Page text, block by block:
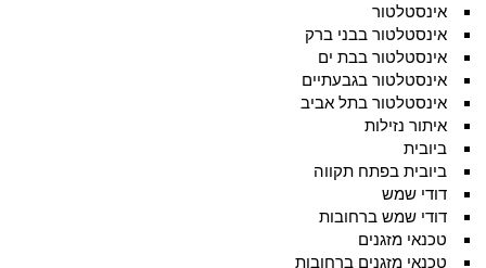
אינסטלטור
אינסטלטור בבני ברק
אינסטלטור בבת ים
אינסטלטור בגבעתיים
אינסטלטור בתל אביב
איתור נזילות
ביובית
ביובית בפתח תקווה
דודי שמש
דודי שמש ברחובות
טכנאי מזגנים
טכנאי מזגנים ברחובות